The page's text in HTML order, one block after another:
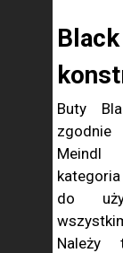
Buty
Meindl
do
Należy